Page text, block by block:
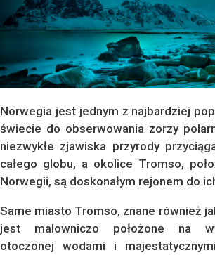
Norwegia jest jednym z najbardziej
świecie do obserwowania zorzy
niezwykłe zjawiska przyrody
całego globu, a okolice Tromso,
Norwegii, są doskonałym rejonem do
Same miasto Tromso, znane również
jest malowniczo położone na
otoczonej wodami i